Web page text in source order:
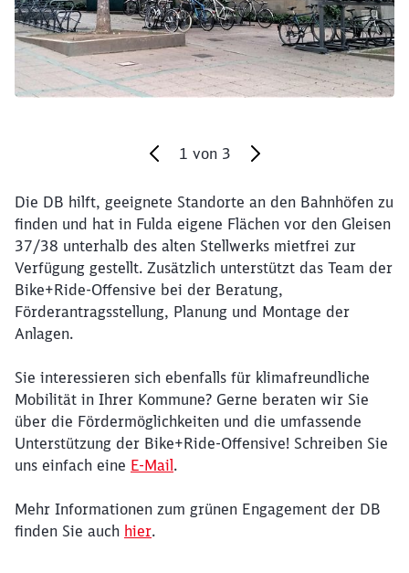
1 von 3
Ende des Sliders
Die DB hilft, geeignete Standorte an den Bahnhöfen zu
finden und hat in Fulda eigene Flächen vor den Gleisen
37/38 unterhalb des alten Stellwerks mietfrei zur
Verfügung gestellt. Zusätzlich unterstützt das Team der
Bike+Ride-Offensive bei der Beratung,
Förderantragsstellung, Planung und Montage der
Anlagen.
Sie interessieren sich ebenfalls für klimafreundliche
Mobilität in Ihrer Kommune? Gerne beraten wir Sie
über die Fördermöglichkeiten und die umfassende
Unterstützung der Bike+Ride-Offensive! Schreiben Sie
uns einfach eine E-Mail.
Mehr Informationen zum grünen Engagement der DB
finden Sie auch hier.